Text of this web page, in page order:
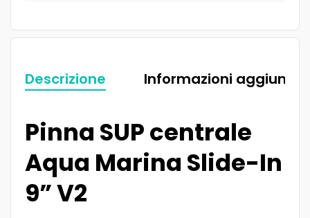
Descrizione Informazioni
Pinna SUP centrale
Aqua Marina Slide-In
9” V2